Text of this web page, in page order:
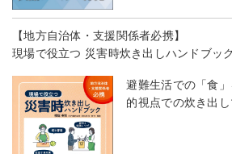
【地方自治体・支援関係者必携】
現場で役立つ 災害時炊き出しハンドブック
避難生活での「食
的視点での炊き出